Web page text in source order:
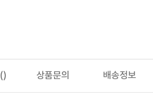
() 상품문의 배송정보